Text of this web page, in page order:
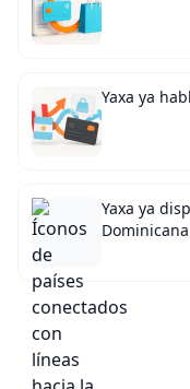
Yaxa ya
Yaxa ya
Dominicana